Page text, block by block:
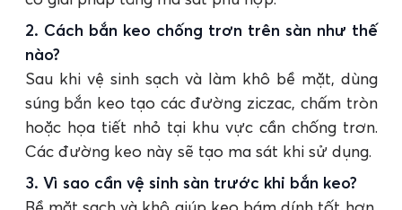
2. Cách bắn keo chống trơn trên sàn như thế
nào?
Sau khi vệ sinh sạch và làm khô bề mặt, dùng
súng bắn keo tạo các đường ziczac, chấm tròn
hoặc họa tiết nhỏ tại khu vực cần chống trơn.
Các đường keo này sẽ tạo ma sát khi sử dụng.
3. Vì sao cần vệ sinh sàn trước khi bắn keo?